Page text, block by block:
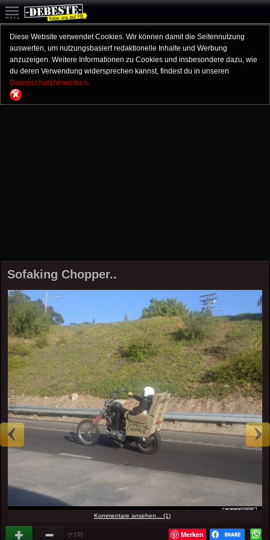
Diese Website verwendet Cookies. Wir können damit die Seitennutzung
auswerten, um nutzungsbasiert redaktionelle Inhalte und Werbung
anzuzeigen. Weitere Informationen zu Cookies und insbesondere dazu, wie
du deren Verwendung widersprechen kannst, findest du in unseren
Datenschutzhinweisen.
Sofaking Chopper..
Kommentare ansehen... (1)
(+10) Merken